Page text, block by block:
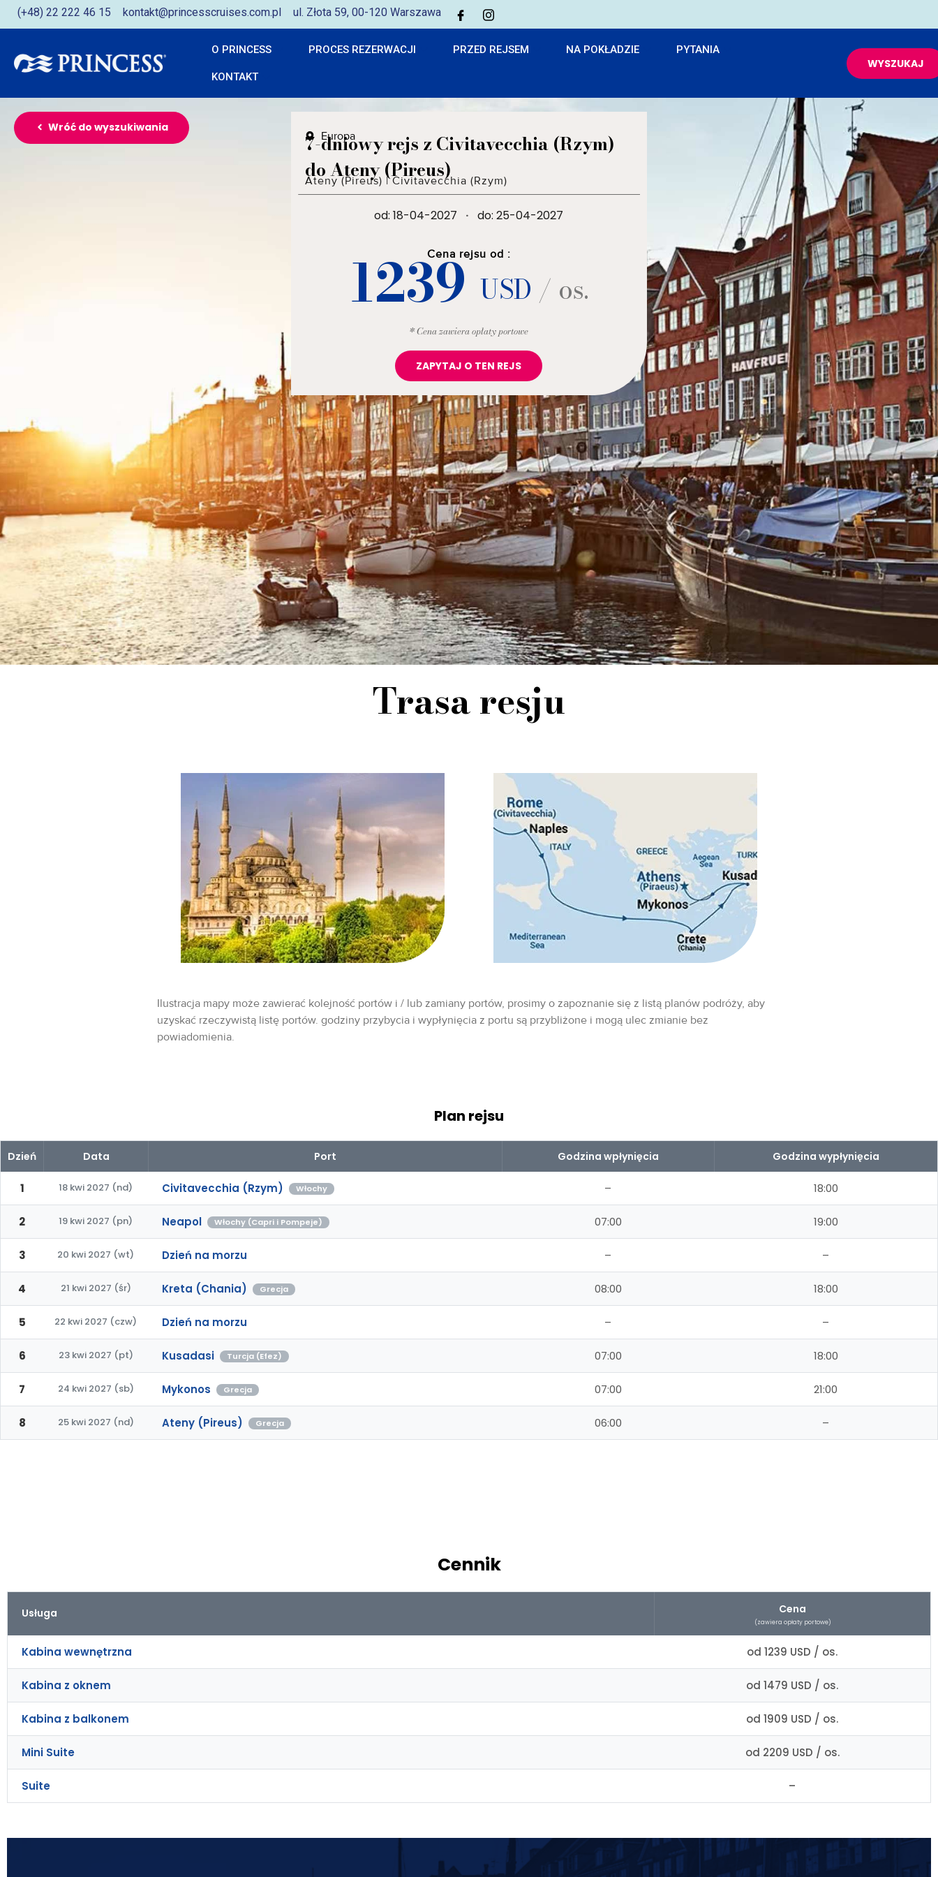
(+48) 22 222 46 15 kontakt@princesscruises.com.pl ul. Złota 59, 00-120 Warszawa
O PRINCESS PROCES REZERWACJI PRZED REJSEM NA POKŁADZIE PYTANIA
KONTAKT
WYSZUKAJ
Wróć do wyszukiwania
Europa
7-dniowy rejs z Civitavecchia (Rzym)
do Ateny (Pireus)
Ateny (Pireus) |Civitavecchia (Rzym)
od: 18-04-2027 · do: 25-04-2027
Cena rejsu od :
1239USD / os.
* Cena zawiera opłaty portowe
ZAPYTAJ O TEN REJS
Trasa resju
Ilustracja mapy może zawierać kolejność portów i / lub zamiany portów, prosimy o zapoznanie się z listą planów podróży, aby
uzyskać rzeczywistą listę portów. godziny przybycia i wypłynięcia z portu są przybliżone i mogą ulec zmianie bez
powiadomienia.
Plan rejsu
Dzień Data Port Godzina wpłynięcia Godzina wypłynięcia
1 18 kwi 2027 (nd) Civitavecchia (Rzym) Włochy – 18:00
2 19 kwi 2027 (pn) Neapol Włochy (Capri i Pompeje) 07:00 19:00
3 20 kwi 2027 (wt) Dzień na morzu – –
4 21 kwi 2027 (śr) Kreta (Chania) Grecja 08:00 18:00
5 22 kwi 2027 (czw) Dzień na morzu – –
6 23 kwi 2027 (pt) Kusadasi Turcja (Efez) 07:00 18:00
7 24 kwi 2027 (sb) Mykonos Grecja 07:00 21:00
8 25 kwi 2027 (nd) Ateny (Pireus) Grecja 06:00 –
Cennik
Usługa Cena
(zawiera opłaty portowe)
Kabina wewnętrzna od 1239 USD / os.
Kabina z oknem od 1479 USD / os.
Kabina z balkonem od 1909 USD / os.
Mini Suite od 2209 USD / os.
Suite –